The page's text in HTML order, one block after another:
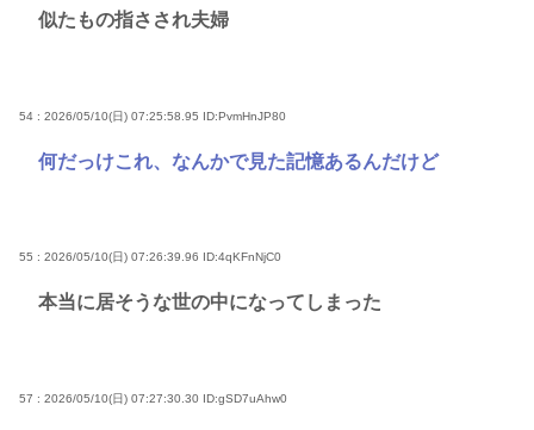
似たもの指さされ夫婦
54 : 2026/05/10(日) 07:25:58.95 ID:PvmHnJP80
何だっけこれ、なんかで見た記憶あるんだけど
55 : 2026/05/10(日) 07:26:39.96 ID:4qKFnNjC0
本当に居そうな世の中になってしまった
57 : 2026/05/10(日) 07:27:30.30 ID:gSD7uAhw0